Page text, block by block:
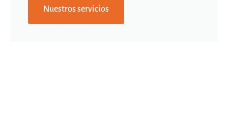
Nuestros servicios